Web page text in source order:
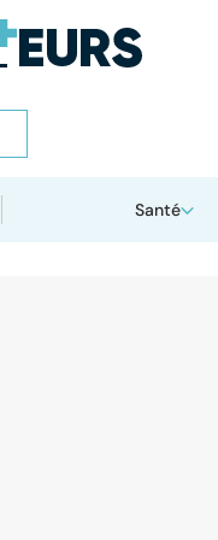
Santé